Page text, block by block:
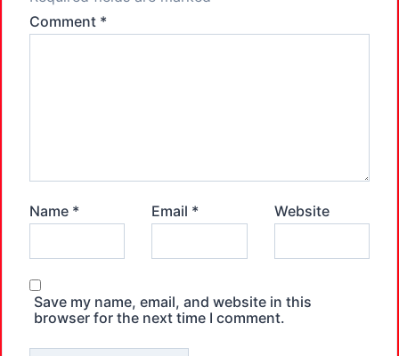
Comment *
Name * Email * Website
Save my name, email, and website in this
browser for the next time I comment.